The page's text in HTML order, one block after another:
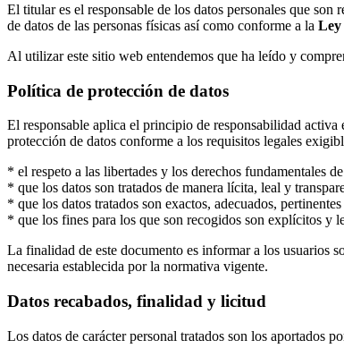
El titular es el responsable de los datos personales que
de datos de las personas físicas así como conforme a la Ley
Al utilizar este sitio web entendemos que ha leído y
Política de protección de datos
El responsable aplica el principio de responsabilidad
protección de datos conforme a los requisitos legales
* el respeto a las libertades y los derechos fundamentales
* que los datos son tratados de manera lícita, leal y
* que los datos tratados son exactos, adecuados,
* que los fines para los que son recogidos son explícitos y
La finalidad de este documento es informar a los usuarios
necesaria establecida por la normativa vigente.
Datos recabados, finalidad y licitud
Los datos de carácter personal tratados son los aportados